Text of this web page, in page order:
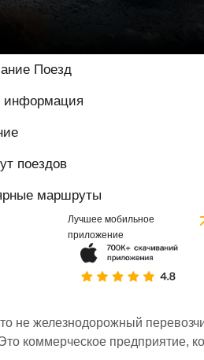
Поезд
поездов
маршруты
Лучшее мобильное
приложение
железнодорожный
коммерческое предприятие,